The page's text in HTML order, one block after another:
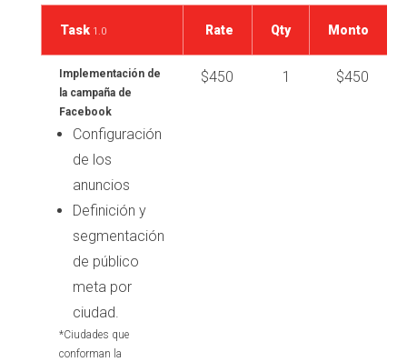
Task 1.0
Implementación de
la campaña de
Facebook
Configuración
de los
anuncios
Definición y
segmentación
de público
meta por
ciudad.
*Ciudades que
conforman la
Rate
$450
Qty
1
Monto
$450